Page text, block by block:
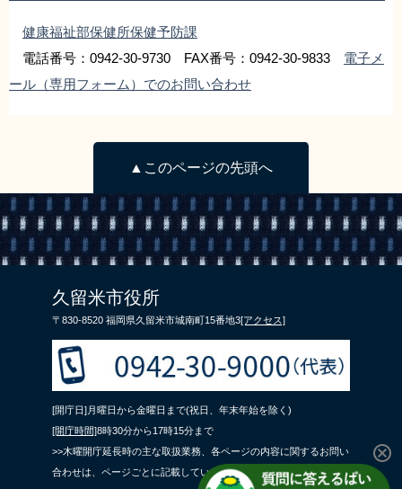
健康福祉部保健所保健予防課
電話番号：0942-30-9730 FAX番号：0942-30-9833 電子メ
ール（専用フォーム）でのお問い合わせ
▲このページの先頭へ
久留米市役所
〒830-8520 福岡県久留米市城南町15番地3[アクセス]
[開庁日]月曜日から金曜日まで(祝日、年末年始を除く)
[開庁時間]8時30分から17時15分まで
>>木曜開庁延長時の主な取扱業務、各ページの内容に関するお問い
合わせは、ページごとに記載している問合せ先までご連絡くださ